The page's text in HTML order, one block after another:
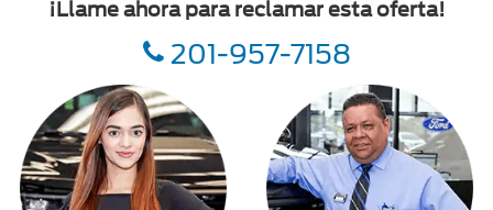
¡Llame ahora para reclamar esta oferta!
201-957-7158